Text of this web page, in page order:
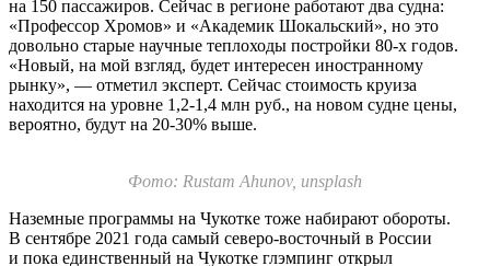
на 150 пассажиров. Сейчас в регионе работают два судна:
«Профессор Хромов» и «Академик Шокальский», но это
довольно старые научные теплоходы постройки 80-х годов.
«Новый, на мой взгляд, будет интересен иностранному
рынку», — отметил эксперт. Сейчас стоимость круиза
находится на уровне 1,2-1,4 млн руб., на новом судне цены,
вероятно, будут на 20-30% выше.
Фото: Rustam Ahunov, unsplash
Наземные программы на Чукотке тоже набирают обороты.
В сентябре 2021 года самый северо-восточный в России
и пока единственный на Чукотке глэмпинг открыл